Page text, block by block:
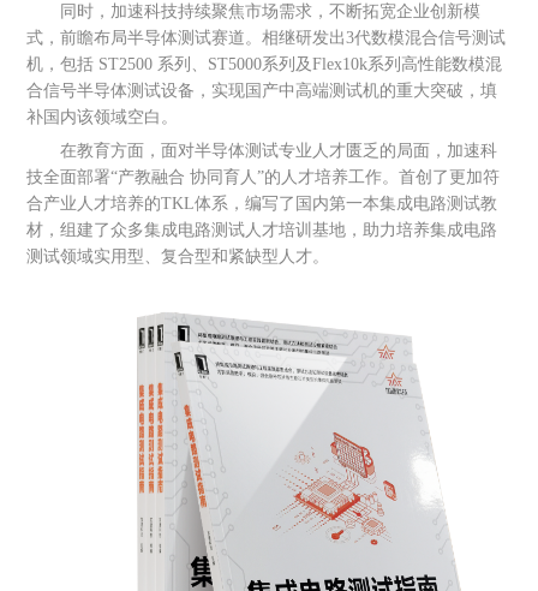
同时，加速科技持续聚焦市场需求，不断拓宽企业创新模
式，前瞻布局半导体测试赛道。相继研发出3代数模混合信号测试
机，包括 ST2500 系列、ST5000系列及Flex10k系列高性能数模混
合信号半导体测试设备，实现国产中高端测试机的重大突破，填
补国内该领域空白。
在教育方面，面对半导体测试专业人才匮乏的局面，加速科
技全面部署“产教融合 协同育人”的人才培养工作。首创了更加符
合产业人才培养的TKL体系，编写了国内第一本集成电路测试教
材，组建了众多集成电路测试人才培训基地，助力培养集成电路
测试领域实用型、复合型和紧缺型人才。